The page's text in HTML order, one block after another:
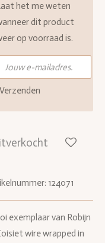
het me weten
dit product
op voorraad is.
Verzenden
124071
exemplaar van Robijn
wire wrapped in